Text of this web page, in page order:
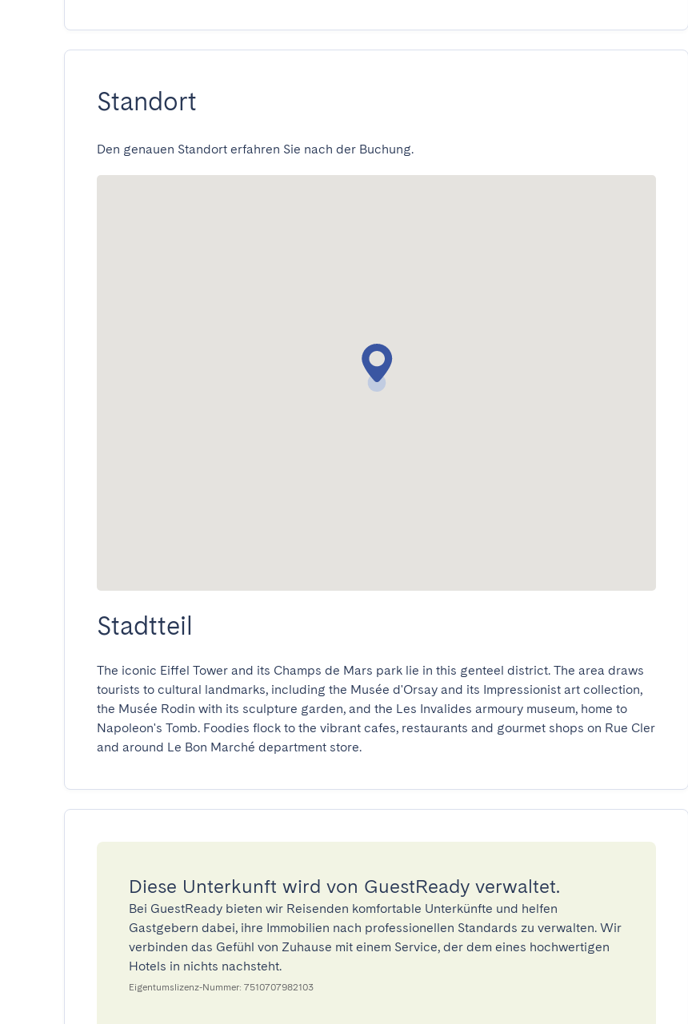
Standort
Den genauen Standort erfahren Sie nach der Buchung.
Stadtteil
The iconic Eiffel Tower and its Champs de Mars park lie in this genteel district. The area draws
tourists to cultural landmarks, including the Musée d'Orsay and its Impressionist art collection,
the Musée Rodin with its sculpture garden, and the Les Invalides armoury museum, home to
Napoleon's Tomb. Foodies flock to the vibrant cafes, restaurants and gourmet shops on Rue Cler
and around Le Bon Marché department store.
Diese Unterkunft wird von GuestReady verwaltet.
Bei GuestReady bieten wir Reisenden komfortable Unterkünfte und helfen
Gastgebern dabei, ihre Immobilien nach professionellen Standards zu verwalten. Wir
verbinden das Gefühl von Zuhause mit einem Service, der dem eines hochwertigen
Hotels in nichts nachsteht.
Eigentumslizenz-Nummer: 7510707982103